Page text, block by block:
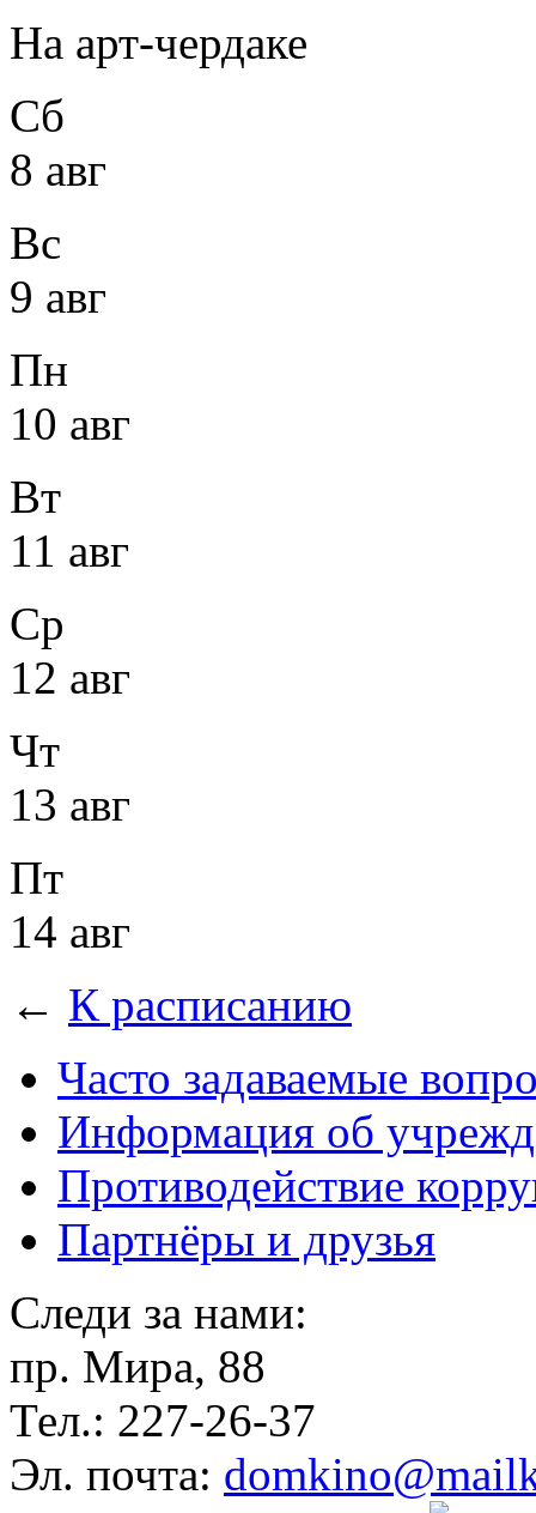
На арт-чердаке
Сб
8 авг
Вс
9 авг
Пн
10 авг
Вт
11 авг
Ср
12 авг
Чт
13 авг
Пт
14 авг
← К расписанию
Часто задаваемые
Информация об
Противодействие
Партнёры и друзья
Следи за нами:
пр. Мира, 88
Тел.: 227-26-37
Эл. почта: